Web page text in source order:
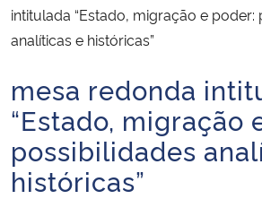
Ministério da Economia
Ministério da Infraestrutura
Ministério da Agricultura, Pecuária e
Ministério da Educação
intitulada “Estado, migração e poder:
analíticas e históricas”
Início do conteúdo
mesa redonda
“Estado, migração
possibilidades
históricas”